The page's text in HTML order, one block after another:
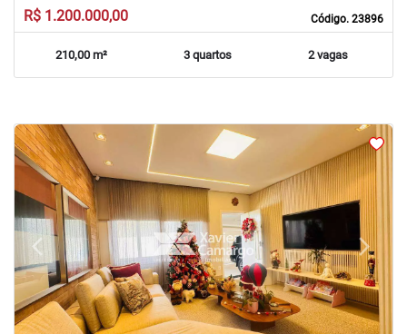
Código. 23896
R$ 1.200.000,00
210,00 m² 3 quartos 2 vagas
arrow_back_iosPrevious arrow_forward_ios
Next